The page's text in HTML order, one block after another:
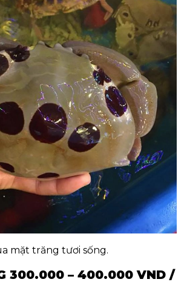
mặt trăng tươi sống.
300.000 – 400.000 VND /